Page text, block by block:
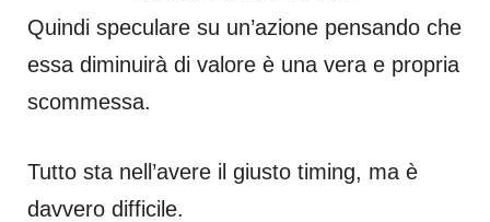
Quindi speculare su un’azione pensando che
essa diminuirà di valore è una vera e propria
scommessa.
Tutto sta nell’avere il giusto timing, ma è
davvero difficile.